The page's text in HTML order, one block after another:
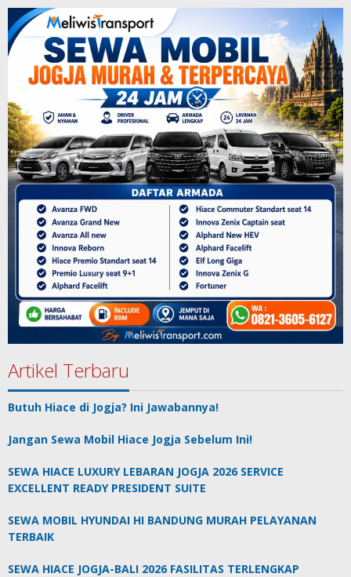
Artikel Terbaru
Butuh Hiace di Jogja? Ini Jawabannya!
Jangan Sewa Mobil Hiace Jogja Sebelum Ini!
SEWA HIACE LUXURY LEBARAN JOGJA 2026 SERVICE
EXCELLENT READY PRESIDENT SUITE
SEWA MOBIL HYUNDAI HI BANDUNG MURAH PELAYANAN
TERBAIK
SEWA HIACE JOGJA-BALI 2026 FASILITAS TERLENGKAP